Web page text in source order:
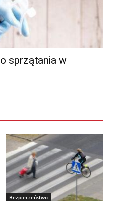
sprzątania w
Bezpieczeństwo